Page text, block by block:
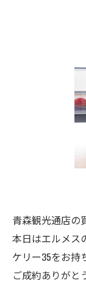
青森観光通店の
本日はエルメス
ケリー35をお持
ご成約ありがと